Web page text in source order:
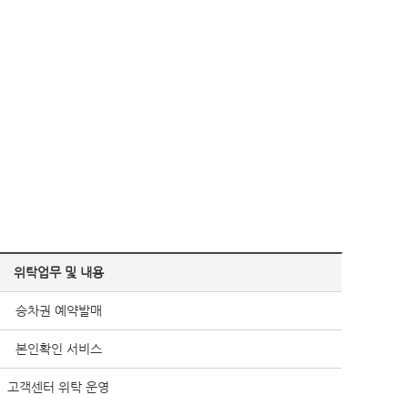
위탁업무 및 내용
승차권 예약발매
본인확인 서비스
고객센터 위탁 운영